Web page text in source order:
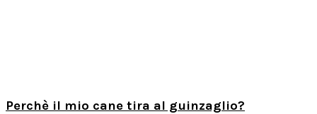
Perchè il mio cane tira al guinzaglio?